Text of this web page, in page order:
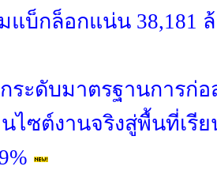
แบ็กล็อกแน่น 38,181
ระดับมาตรฐานการก่อ
นไซต์งานจริงสู่พื้นที่เรี